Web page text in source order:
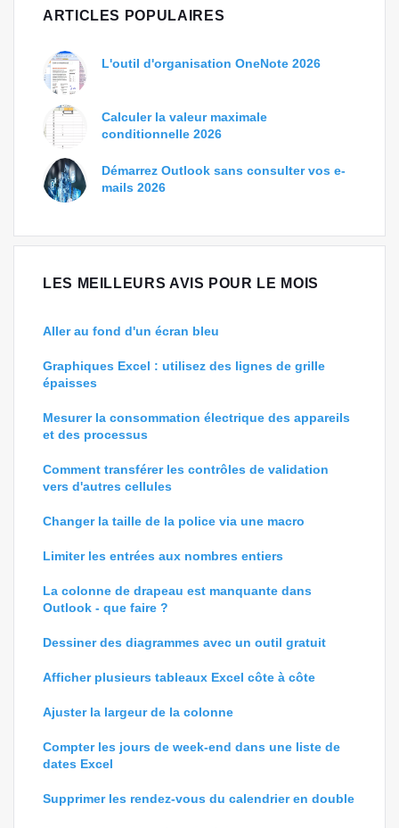
ARTICLES POPULAIRES
L'outil d'organisation OneNote 2026
Calculer la valeur maximale
conditionnelle 2026
Démarrez Outlook sans consulter vos e-
mails 2026
LES MEILLEURS AVIS POUR LE MOIS
Aller au fond d'un écran bleu
Graphiques Excel : utilisez des lignes de grille
épaisses
Mesurer la consommation électrique des appareils
et des processus
Comment transférer les contrôles de validation
vers d'autres cellules
Changer la taille de la police via une macro
Limiter les entrées aux nombres entiers
La colonne de drapeau est manquante dans
Outlook - que faire ?
Dessiner des diagrammes avec un outil gratuit
Afficher plusieurs tableaux Excel côte à côte
Ajuster la largeur de la colonne
Compter les jours de week-end dans une liste de
dates Excel
Supprimer les rendez-vous du calendrier en double